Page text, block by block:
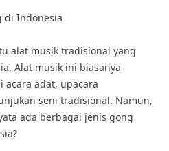
di Indonesia
alat musik tradisional yang
Alat musik ini biasanya
adat, upacara
seni tradisional. Namun,
ada berbagai jenis gong